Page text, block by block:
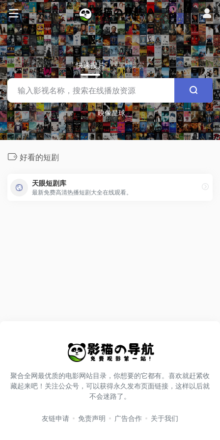
快速搜片 站内搜索
映像星球
好看的短剧
天眼短剧库
最新免费高清热播短剧大全在线观看。
聚合全网最优质的电影网站目录，你想要的它都有。喜欢就赶紧收
藏起来吧！关注公众号，可以获得永久发布页面链接，这样以后就
不会迷路了。
友链申请 免责声明 广告合作 关于我们